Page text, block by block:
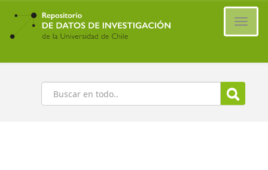
Ir
contenido
principal
Buscar